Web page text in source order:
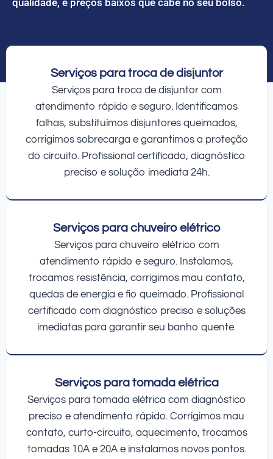
Serviços para troca de disjuntor
Serviços para troca de disjuntor com
atendimento rápido e seguro. Identificamos
falhas, substituímos disjuntores queimados,
corrigimos sobrecarga e garantimos a proteção
do circuito. Profissional certificado, diagnóstico
preciso e solução imediata 24h.
Serviços para chuveiro elétrico
Serviços para chuveiro elétrico com
atendimento rápido e seguro. Instalamos,
trocamos resistência, corrigimos mau contato,
quedas de energia e fio queimado. Profissional
certificado com diagnóstico preciso e soluções
imediatas para garantir seu banho quente.
Serviços para tomada elétrica
Serviços para tomada elétrica com diagnóstico
preciso e atendimento rápido. Corrigimos mau
contato, curto-circuito, aquecimento, trocamos
tomadas 10A e 20A e instalamos novos pontos.